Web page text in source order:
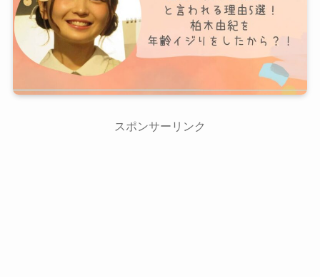
スポンサーリンク